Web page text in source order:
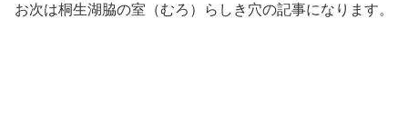
お次は桐生湖脇の室（むろ）らしき穴の記事になります。